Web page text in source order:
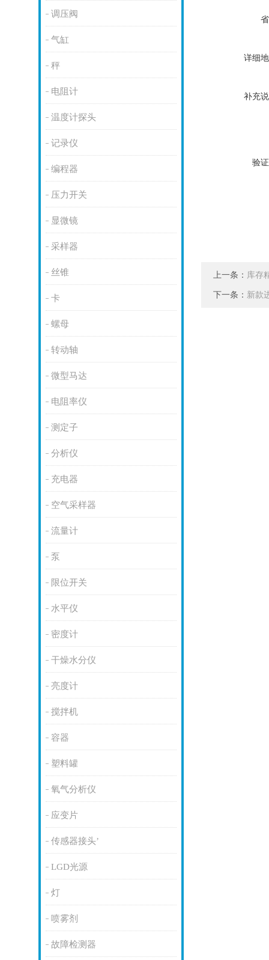
调压阀
气缸
秤
电阻计
温度计探头
记录仪
编程器
压力开关
显微镜
采样器
丝锥
卡
螺母
转动轴
微型马达
电阻率仪
测定子
分析仪
充电器
空气采样器
流量计
泵
限位开关
水平仪
密度计
干燥水分仪
亮度计
搅拌机
容器
塑料罐
氧气分析仪
应变片
传感器接头’
LGD光源
灯
喷雾剂
故障检测器
详细
补充
验
上一条： 库存
下一条： 新款